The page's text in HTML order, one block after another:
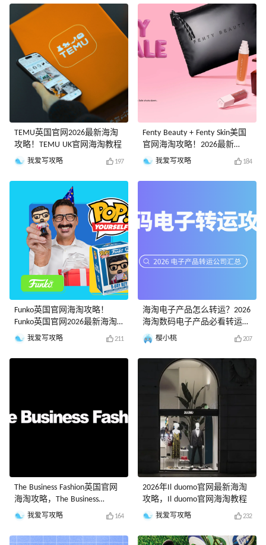
TEMU英国官网2026最新海淘
攻略！TEMU UK官网海淘教程
我爱写攻略 197
Funko英国官网海淘攻略！
Funko英国官网2026最新海淘
教程我爱写攻略 211
The Business Fashion英国官网
海淘攻略，The Business
Fashion英国官网2026最新海淘
我爱写攻略 164
Fenty Beauty + Fenty Skin美国
官网海淘攻略！2026最新
Fenty Beauty美国官网海淘教
我爱写攻略 184
海淘电子产品怎么转运？2026
海淘数码电子产品必看转运攻
略
樱小桃 207
2026年Il duomo官网最新海淘
攻略，Il duomo官网海淘教程
我爱写攻略 232